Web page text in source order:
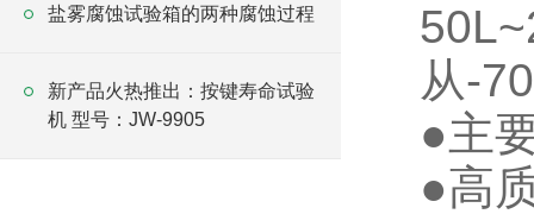
盐雾腐蚀试验箱的两种腐蚀过程
新产品火热推出：按键寿命试验
机 型号：JW-9905
从-
●主
●高